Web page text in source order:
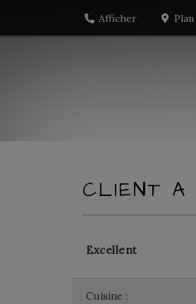
Afficher Plan
CLIENT A
Excellent
Cuisine :